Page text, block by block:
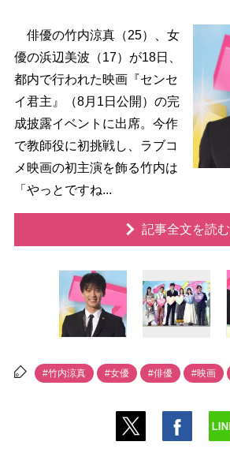
俳優の竹内涼真（25）、女
優の浜辺美波（17）が18日、
都内で行われた映画『センセ
イ君主』（8月1日公開）の完
成披露イベントに出席。今作
で教師役に初挑戦し、ラブコ
メ映画の初主演を飾る竹内は
「やっとですね...
記事全文を読む
#竹内涼真 #女優 #俳優 #映画